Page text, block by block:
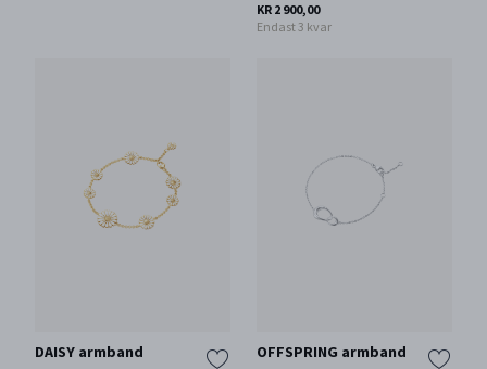
KR 2 900,00
Endast 3 kvar
DAISY armband OFFSPRING armband